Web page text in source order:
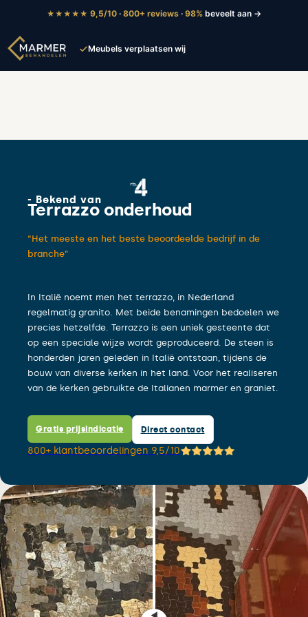
★★★★★ 9,5/10 · 800+ reviews · 98% beveelt aan →
Meubels verplaatsen wij
Tot 5 jaar garantie
- Bekend van
Terrazzo onderhoud
“Het meeste en het beste beoordeelde bedrijf in de
branche”
In Italië noemt men het terrazzo, in Nederland
regelmatig granito. Met beide benamingen bedoelen we
precies hetzelfde. Terrazzo is een uniek gesteente dat
op een speciale wijze wordt geproduceerd. De steen is
honderden jaren geleden in Italië ontstaan, tijdens de
bouw van diverse kerken in het land. Voor het realiseren
van de kerken gebruikte de Italianen marmer en graniet.
Gratis prijsindicatie Direct contact
800+ klantbeoordelingen 9,5/10